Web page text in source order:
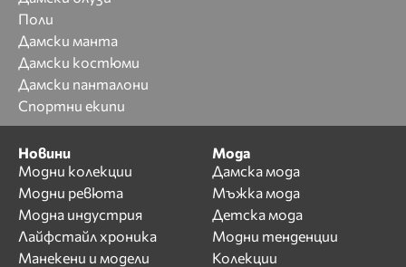
Поли
Дамски манта
Дамски костюми
Дамски панталони
Спортни екипи
Новини
Модни колекции
Модни ревюта
Модна индустрия
Лайфстайл хроника
Манекени и модели
Мода
Дамска мода
Мъжка мода
Детска мода
Модни тенденции
Колекции